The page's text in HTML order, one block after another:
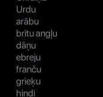
Urdu
arābu
britu angļu
dāņu
ebreju
franču
grieķu
hindi